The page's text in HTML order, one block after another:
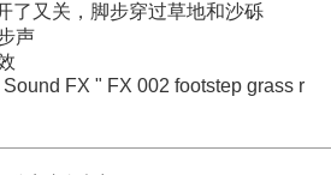
了又关，脚步穿过草地和沙砾
声
FX " FX 002 footstep grass r